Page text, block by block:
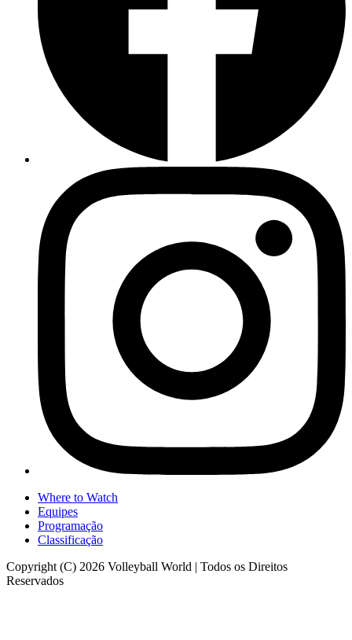
Where to Watch
Equipes
Programação
Classificação
Copyright (C) 2026 Volleyball World | Todos os Direitos
Reservados